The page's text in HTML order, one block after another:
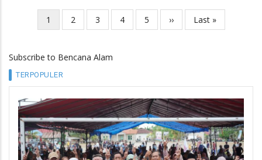
PaginationCurrent
page
1 Page
2 Page
3 Page
4 Page
5
Next
page
››
Last
page
Last »
Subscribe to Bencana Alam
TERPOPULER